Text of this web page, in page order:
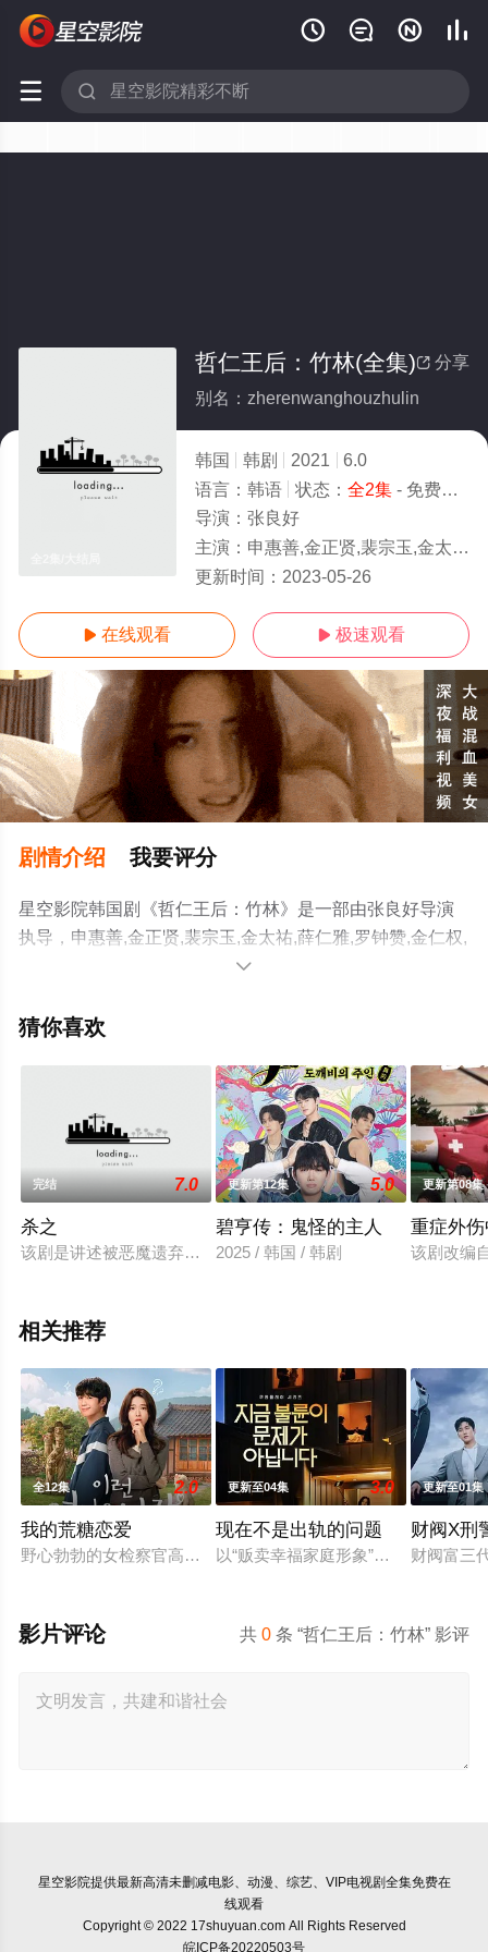
   
 
 分享
哲仁王后：竹林(全集)
别名：zherenwanghouzhulin
韩国 韩剧 2021
6.0
语言： 韩语 状态： 全2集- 免费在线观看
导演： 张良好
主演： 申惠善,金正贤,裴宗玉,金太祐,薛仁雅,罗钟赞,金仁权,李才元,刘旻奎,赵妍熙,车清华,全裴修,刘永才,蔡
更新时间： 2023-05-26
 在线观看  极速观看
剧情介绍 我要评分
星空影院韩国剧《哲仁王后：竹林》是一部由张良好导演
执导，申惠善,金正贤,裴宗玉,金太祐,薛仁雅,罗钟赞,金仁权,
李才元,刘旻奎,赵妍熙,车清华,全裴修,刘永才,蔡徐恩,金周英
集），手机免费观看高清无删减完整版电视剧全集就上星

猜你喜欢
完结 7.0
杀之
该剧是讲述被恶魔遗弃的男人和被恶魔抚养的女人，以及为了
更新第12集 5.0
碧亨传：鬼怪的主人
2025 / 韩国 / 韩剧
更新第08集
重症外
该剧改编
相关推荐
全12集 2.0
我的荒糖恋爱
野心勃勃的女检察官高恩世（贺营 饰）意外失忆，住进拳击教
更新至04集 3.0
现在不是出轨的问题
以“贩卖幸福家庭形象”赚钱的网红夫
更新至01集
财阀X刑
财阀富三
共0 条 “哲仁王后：竹林” 影评
影片评论
星空影院提供最新高清未删减电影、动漫、综艺、VIP电视剧全集免费在
线观看
Copyright © 2022 17shuyuan.com All Rights Reserved
皖ICP备20220503号